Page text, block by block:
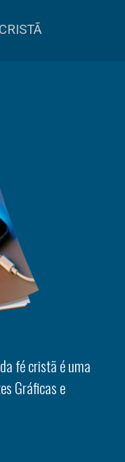
fé cristã é uma
Gráficas e